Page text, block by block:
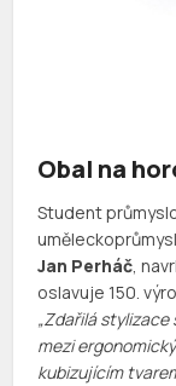
Obal na
Student
Jan Perháč,
oslavuje 150.
„Zdařilá
mezi
kubizujícím